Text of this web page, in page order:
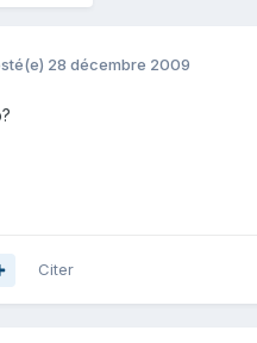
28 décembre 2009
Citer